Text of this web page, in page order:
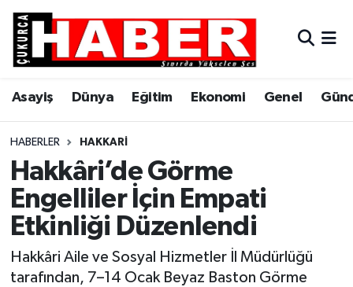
Asayiş Dünya Eğitim Ekonomi Genel
HABERLER HAKKARI
Hakkâri’de Görme
Engelliler İçin Empati
Etkinliği Düzenlendi
Hakkâri Aile ve Sosyal Hizmetler İl Müdürlüğü
tarafından, 7–14 Ocak Beyaz Baston Görme
Asayiş
Dünya
Eğitim
Ekonomi
Genel
Gündem
Hava Durumu
Trafik Durumu
Süper Lig Puan Durumu ve Fikstür
Tüm Manşetler
Son Dakika Haberleri
Haber Arşivi